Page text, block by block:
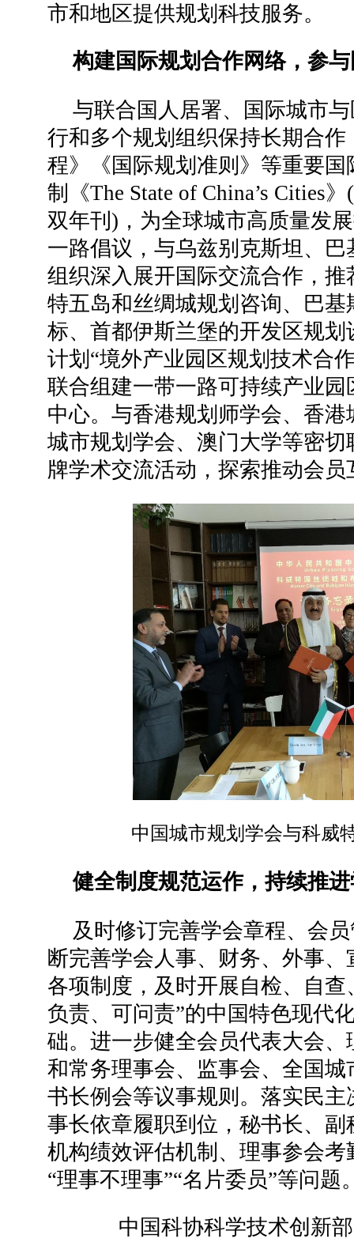
市和地区提供规划科技服务。
构建国际规划合作网络，参
与联合国人居署、国际城市
行和多个规划组织保持长期合
程》《国际规划准则》等重要
制《The State of China’s Cities
双年刊)，为全球城市高质量发
一路倡议，与乌兹别克斯坦、
组织深入展开国际交流合作，
特五岛和丝绸城规划咨询、巴
标、首都伊斯兰堡的开发区规
计划“境外产业园区规划技术合
联合组建一带一路可持续产业
中心。与香港规划师学会、香
城市规划学会、澳门大学等密
牌学术交流活动，探索推动会员
中国城市规划学会与科威
健全制度规范运作，持续推
及时修订完善学会章程、会
断完善学会人事、财务、外事
各项制度，及时开展自检、自
负责、可问责”的中国特色现代
础。进一步健全会员代表大会
和常务理事会、监事会、全国
书长例会等议事规则。落实民
事长依章履职到位，秘书长、
机构绩效评估机制、理事参会
“理事不理事”“名片委员”等问题
中国科协科学技术创新